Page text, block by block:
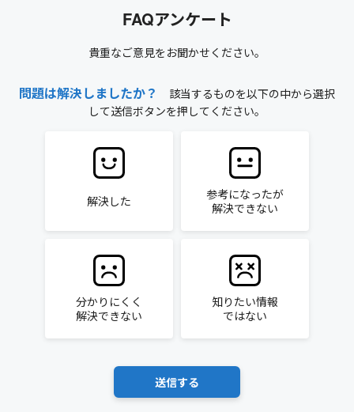
FAQアンケート
貴重なご意見をお聞かせください。
問題は解決しましたか？
該当するものを以下の中から選択
して送信ボタンを押してください。
解決した
参考になったが
解決できない
分かりにくく
解決できない
知りたい情報
ではない